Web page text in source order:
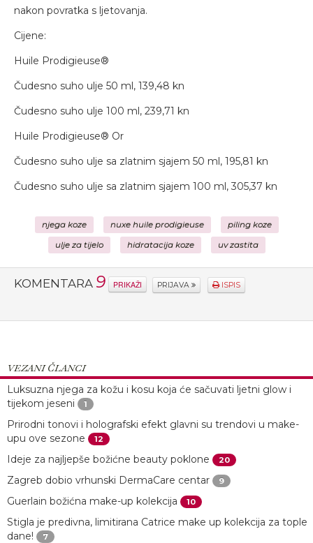
nakon povratka s ljetovanja.
Cijene:
Huile Prodigieuse®
Čudesno suho ulje 50 ml, 139,48 kn
Čudesno suho ulje 100 ml, 239,71 kn
Huile Prodigieuse® Or
Čudesno suho ulje sa zlatnim sjajem 50 ml, 195,81 kn
Čudesno suho ulje sa zlatnim sjajem 100 ml, 305,37 kn
njega koze nuxe huile prodigieuse piling koze
ulje za tijelo hidratacija koze uv zastita
KOMENTARA 9 PRIKAŽI PRIJAVA ISPIS
VEZANI ČLANCI
Luksuzna njega za kožu i kosu koja će sačuvati ljetni glow i
tijekom jeseni
1
Prirodni tonovi i holografski efekt glavni su trendovi u make-
upu ove sezone
12
Ideje za najljepše božićne beauty poklone 20
Zagreb dobio vrhunski DermaCare centar 9
Guerlain božićna make-up kolekcija 10
Stigla je predivna, limitirana Catrice make up kolekcija za tople
dane!
7